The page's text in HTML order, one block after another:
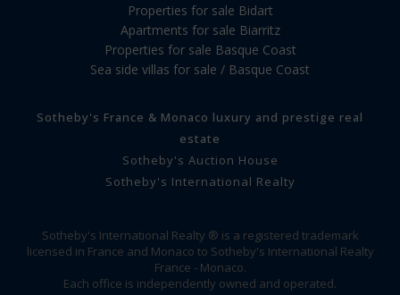
Properties for sale Bidart
Apartments for sale Biarritz
Properties for sale Basque Coast
Sea side villas for sale / Basque Coast
Sotheby's France & Monaco luxury and prestige real
estate
Sotheby's Auction House
Sotheby's International Realty
Sotheby's International Realty ® is a registered trademark
licensed in France and Monaco to Sotheby's International Realty
France - Monaco.
Each office is independently owned and operated.